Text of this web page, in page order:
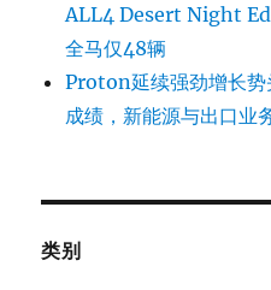
ALL4 Desert Night
全马仅48辆
Proton延续强劲增长势
成绩，新能源与出口业
类别